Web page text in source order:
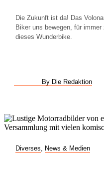
Die Zukunft ist da! Das
Biker uns bewegen, für
dieses Wunderbike.
By Die Redaktion
Diverses News & Medien